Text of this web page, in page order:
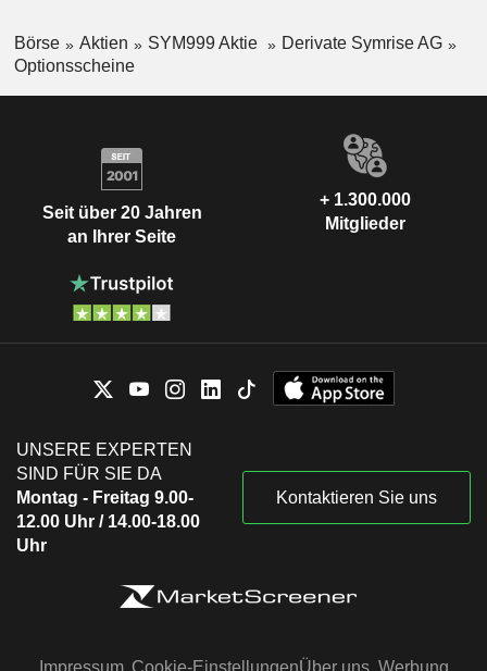
Börse Aktien SYM999 Aktie
Derivate Symrise AG
Optionsscheine
Seit über 20 Jahren
an Ihrer Seite
+ 1.300.000
Mitglieder
UNSERE EXPERTEN
SIND FÜR SIE DA
Montag - Freitag 9.00-
12.00 Uhr / 14.00-18.00
Uhr
Kontaktieren Sie uns
Impressum Cookie-EinstellungenÜber uns Werbung